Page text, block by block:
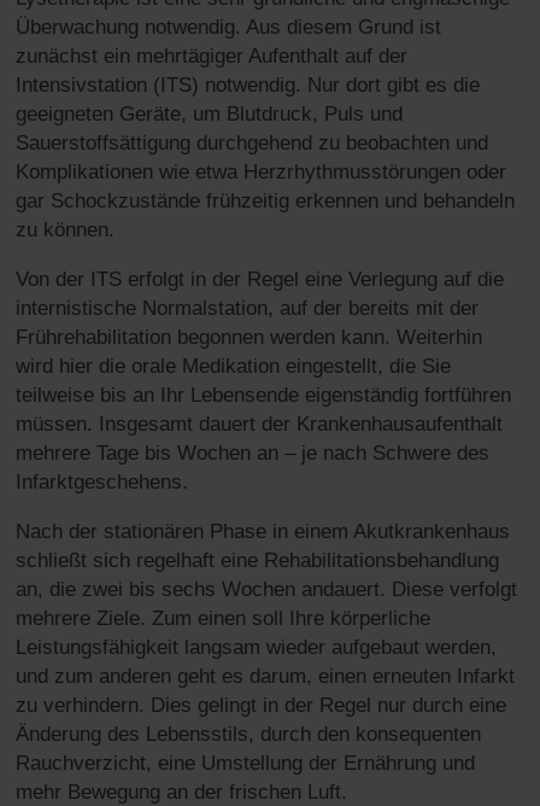
Überwachung notwendig. Aus diesem Grund ist
zunächst ein mehrtägiger Aufenthalt auf der
Intensivstation (ITS) notwendig. Nur dort gibt es die
geeigneten Geräte, um Blutdruck, Puls und
Sauerstoffsättigung durchgehend zu beobachten und
Komplikationen wie etwa Herzrhythmusstörungen oder
gar Schockzustände frühzeitig erkennen und behandeln
zu können.
Von der ITS erfolgt in der Regel eine Verlegung auf die
internistische Normalstation, auf der bereits mit der
Frührehabilitation begonnen werden kann. Weiterhin
wird hier die orale Medikation eingestellt, die Sie
teilweise bis an Ihr Lebensende eigenständig fortführen
müssen. Insgesamt dauert der Krankenhausaufenthalt
mehrere Tage bis Wochen an – je nach Schwere des
Infarktgeschehens.
Nach der stationären Phase in einem Akutkrankenhaus
schließt sich regelhaft eine Rehabilitationsbehandlung
an, die zwei bis sechs Wochen andauert. Diese verfolgt
mehrere Ziele. Zum einen soll Ihre körperliche
Leistungsfähigkeit langsam wieder aufgebaut werden,
und zum anderen geht es darum, einen erneuten Infarkt
zu verhindern. Dies gelingt in der Regel nur durch eine
Änderung des Lebensstils, durch den konsequenten
Rauchverzicht, eine Umstellung der Ernährung und
mehr Bewegung an der frischen Luft.